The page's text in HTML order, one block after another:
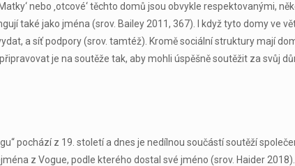
nebo ‚otcové‘ těchto domů jsou obvykle respektovanými,
také jako jména (srov. Bailey 2011, 367). I když tyto domy ve
a síť podpory (srov. tamtéž). Kromě sociální struktury mají
je na soutěže tak, aby mohli úspěšně soutěžit za svůj
pochází z 19. století a dnes je nedílnou součástí soutěží
z Vogue, podle kterého dostal své jméno (srov. Haider